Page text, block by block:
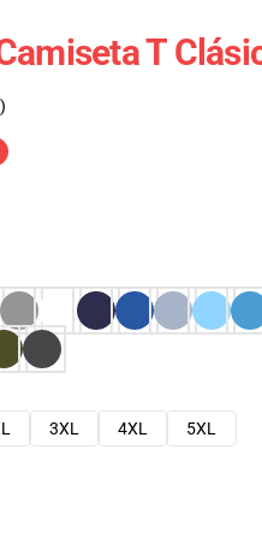
T
3XL 4XL
5XL